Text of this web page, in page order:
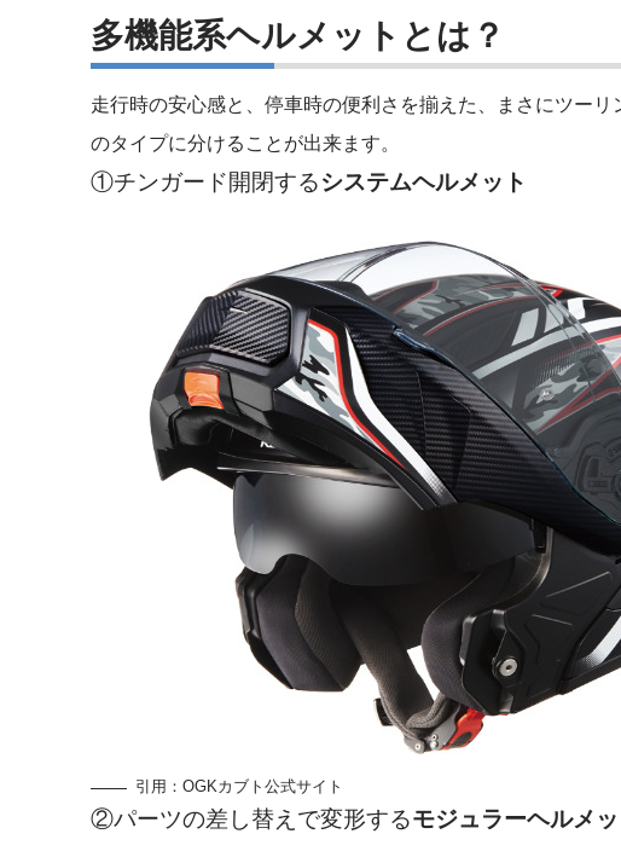
多機能系ヘルメットとは？
走行時の安心感と、停車時の便利さを揃えた、まさにツー
のタイプに分けることが出来ます。
①チンガード開閉するシステムヘルメット
引用：OGKカブト公式サイト
②パーツの差し替えで変形するモジュラーヘルメッ